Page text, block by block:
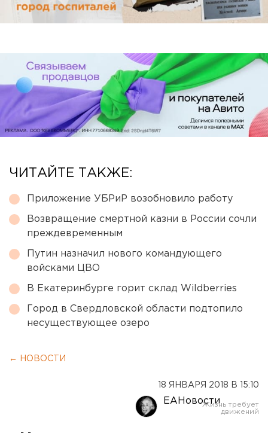
ЧИТАЙТЕ ТАКЖЕ:
Приложение УБРиР возобновило работу
Возвращение смертной казни в России сочли
преждевременным
Путин назначил нового командующего
войсками ЦВО
В Екатеринбурге горит склад Wildberries
Город в Свердловской области подтопило
несуществующее озеро
← НОВОСТИ
18 ЯНВАРЯ 2018 В 15:10
ЕАНовости